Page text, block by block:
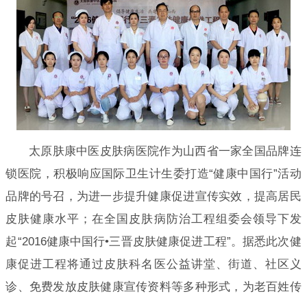
太原肤康中医皮肤病医院作为山西省一家全国品牌连
锁医院，积极响应国际卫生计生委打造“健康中国行”活动
品牌的号召，为进一步提升健康促进宣传实效，提高居民
皮肤健康水平；在全国皮肤病防治工程组委会领导下发
起“2016健康中国行•三晋皮肤健康促进工程”。据悉此次健
康促进工程将通过皮肤科名医公益讲堂、街道、社区义
诊、免费发放皮肤健康宣传资料等多种形式，为老百姓传